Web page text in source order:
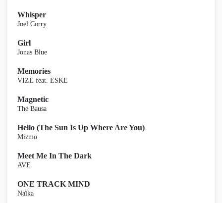
Whisper
Joel Corry
Girl
Jonas Blue
Memories
VIZE feat. ESKE
Magnetic
The Bausa
Hello (The Sun Is Up Where Are You)
Mizmo
Meet Me In The Dark
AVE
ONE TRACK MIND
Naïka